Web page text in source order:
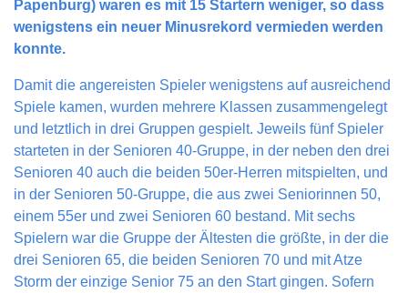
Papenburg) waren es mit 15 Startern weniger, so dass
wenigstens ein neuer Minusrekord vermieden werden
konnte.
Damit die angereisten Spieler wenigstens auf ausreichend
Spiele kamen, wurden mehrere Klassen zusammengelegt
und letztlich in drei Gruppen gespielt. Jeweils fünf Spieler
starteten in der Senioren 40-Gruppe, in der neben den drei
Senioren 40 auch die beiden 50er-Herren mitspielten, und
in der Senioren 50-Gruppe, die aus zwei Seniorinnen 50,
einem 55er und zwei Senioren 60 bestand. Mit sechs
Spielern war die Gruppe der Ältesten die größte, in der die
drei Senioren 65, die beiden Senioren 70 und mit Atze
Storm der einzige Senior 75 an den Start gingen. Sofern